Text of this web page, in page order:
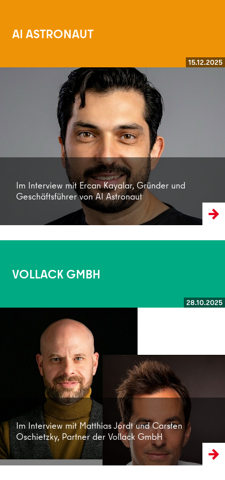
AI ASTRONAUT
15.12.2025
Im Interview mit Ercan Kayalar, Gründer und
Geschäftsführer von AI Astronaut
VOLLACK GMBH
28.10.2025
Im Interview mit Matthias Jordt und Carsten
Oschietzky, Partner der Vollack GmbH
Weiterlesen